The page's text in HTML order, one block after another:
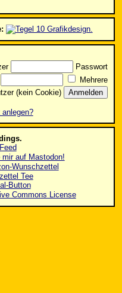
Passwort
Mehrere
(kein Cookie)
Tee